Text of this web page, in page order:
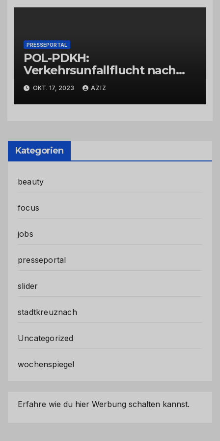
PRESSEPORTAL
POL-PDKH:
Verkehrsunfallflucht nach
Abbiegevorgang
OKT. 17, 2023 AZIZ
Kategorien
beauty
focus
jobs
presseportal
slider
stadtkreuznach
Uncategorized
wochenspiegel
Erfahre wie du hier Werbung schalten kannst.